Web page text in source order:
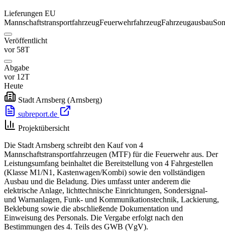
Lieferungen EU
MannschaftstransportfahrzeugFeuerwehrfahrzeugFahrzeugausbau
Veröffentlicht
vor 58T
Abgabe
vor 12T
Heute
Stadt Arnsberg (Arnsberg)
subreport.de
Projektübersicht
Die Stadt Arnsberg schreibt den Kauf von 4
Mannschaftstransportfahrzeugen (MTF) für die Feuerwehr aus. Der
Leistungsumfang beinhaltet die Bereitstellung von 4 Fahrgestellen
(Klasse M1/N1, Kastenwagen/Kombi) sowie den vollständigen
Ausbau und die Beladung. Dies umfasst unter anderem die
elektrische Anlage, lichttechnische Einrichtungen, Sondersignal-
und Warnanlagen, Funk- und Kommunikationstechnik, Lackierung,
Beklebung sowie die abschließende Dokumentation und
Einweisung des Personals. Die Vergabe erfolgt nach den
Bestimmungen des 4. Teils des GWB (VgV).